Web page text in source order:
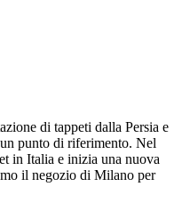
di tappeti dalla Persia e
punto di riferimento. Nel
in Italia e inizia una nuova
il negozio di Milano per